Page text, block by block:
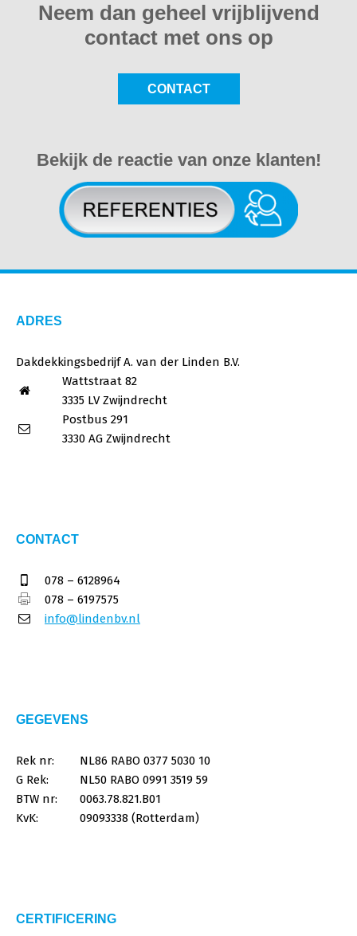
Neem dan geheel vrijblijvend
contact met ons op
CONTACT
Bekijk de reactie van onze klanten!
ADRES
Dakdekkingsbedrijf A. van der Linden B.V.
Wattstraat 82
3335 LV Zwijndrecht
Postbus 291
3330 AG Zwijndrecht
CONTACT
078 – 6128964
078 – 6197575
info@lindenbv.nl
GEGEVENS
Rek nr:
NL86 RABO 0377 5030 10
G Rek:
NL50 RABO 0991 3519 59
BTW nr:
0063.78.821.B01
KvK:
09093338 (Rotterdam)
CERTIFICERING